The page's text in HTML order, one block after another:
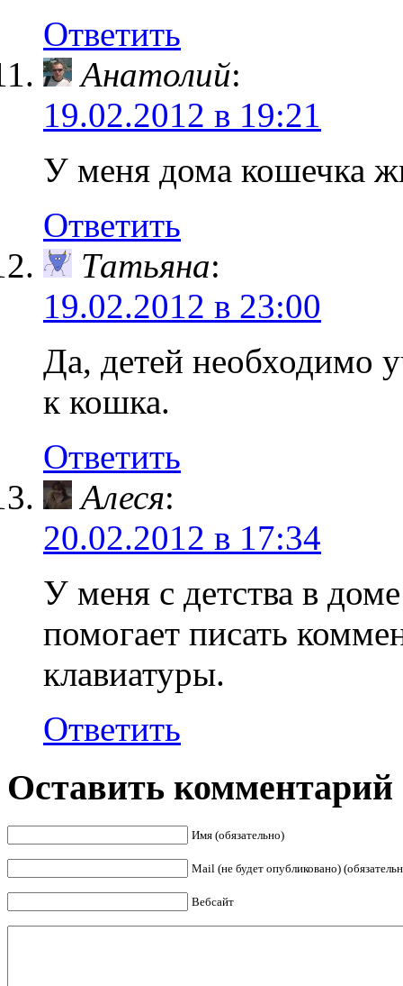
Ответить
Анатолий:
19.02.2012 в 19:21
У меня дома кошечка
Ответить
Татьяна:
19.02.2012 в 23:00
Да, детей необходимо
к кошка.
Ответить
Алеся:
20.02.2012 в 17:34
У меня с детства в
помогает писать
клавиатуры.
Ответить
Оставить комментарий
Имя (обязательно)
Mail (не будет опубликовано)
Вебсайт